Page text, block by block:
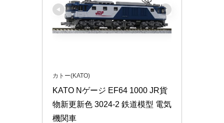
カトー(KATO)
KATO Nゲージ EF64 1000 JR貨
物新更新色 3024-2 鉄道模型 電気
機関車